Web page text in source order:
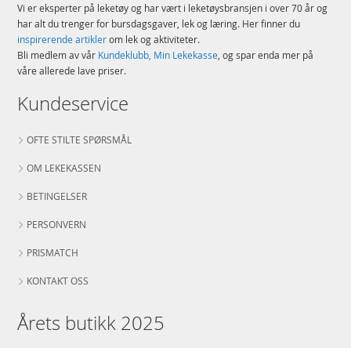
Vi er eksperter på leketøy og har vært i leketøysbransjen i over 70 år og
har alt du trenger for bursdagsgaver, lek og læring. Her finner du
inspirerende artiklerom lek og aktiviteter.
Bli medlem av vår Kundeklubb, Min Lekekasse , og spar enda mer på
våre allerede lave priser.
Kundeservice
OFTE STILTE SPØRSMÅL
OM LEKEKASSEN
BETINGELSER
PERSONVERN
PRISMATCH
KONTAKT OSS
Årets butikk 2025